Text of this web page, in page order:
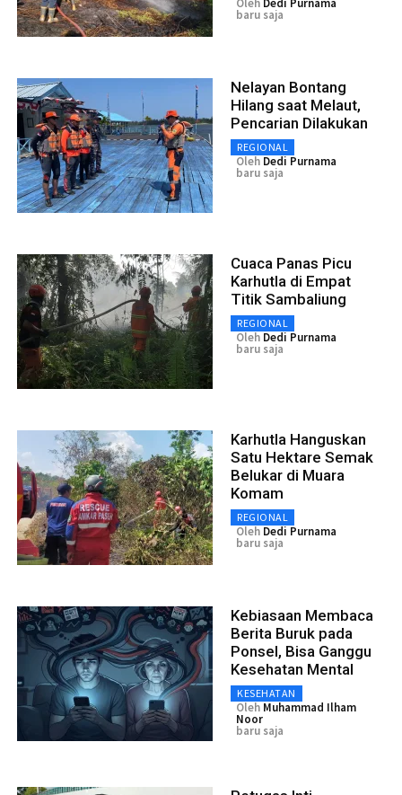
baru saja
Nelayan Bontang
Hilang saat Melaut,
Pencarian Dilakukan
REGIONAL
Oleh Dedi Purnama
baru saja
Cuaca Panas Picu
Karhutla di Empat
Titik Sambaliung
REGIONAL
Oleh Dedi Purnama
baru saja
Karhutla Hanguskan
Satu Hektare Semak
Belukar di Muara
Komam
REGIONAL
Oleh Dedi Purnama
baru saja
Kebiasaan Membaca
Berita Buruk pada
Ponsel, Bisa Ganggu
Kesehatan Mental
KESEHATAN
Oleh Muhammad Ilham
Noor
baru saja